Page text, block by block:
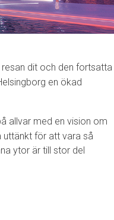
resan dit och den fortsatta
en ökad
allvar med en vision om
uttänkt för att vara så
ytor är till stor del